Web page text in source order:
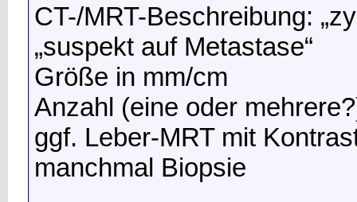
CT-/MRT-Beschreibung:
„suspekt auf Metastase“
Größe in mm/cm
Anzahl (eine oder
ggf. Leber-MRT mit
manchmal Biopsie